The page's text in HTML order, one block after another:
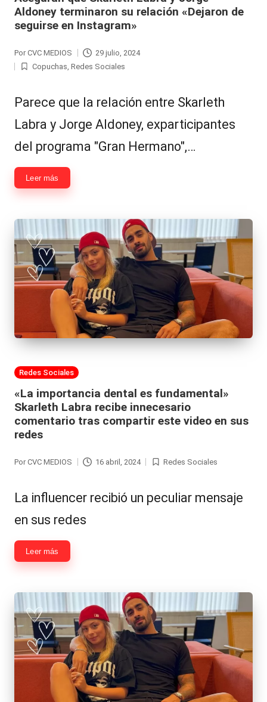
Aldoney terminaron su relación «Dejaron de
seguirse en Instagram»
por
Por CVC MEDIOS 29 julio, 2024
Publicada
Copuchas, Redes Sociales
Parece que la relación entre Skarleth
Labra y Jorge Aldoney, exparticipantes
del programa "Gran Hermano",…
Leer más
Publicada
Redes Sociales
«La importancia dental es fundamental»
Skarleth Labra recibe innecesario
comentario tras compartir este video en sus
redes
Por CVC MEDIOS 16 abril, 2024
Publicada
Redes Sociales
La influencer recibió un peculiar mensaje
en sus redes
Leer más